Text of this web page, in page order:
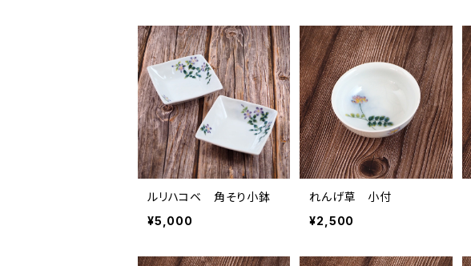
その他鉢
楕円小鉢
小鉢
角深皿
大皿
和皿
コーヒーカップ・ティーカップ
その他
ルリハコベ 角そり小鉢
¥5,000
れんげ草 小付
¥2,500